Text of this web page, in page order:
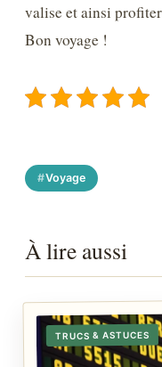
valise et ainsi
Bon voyage !
Voyage
À lire aussi
TRUCS & ASTUCES